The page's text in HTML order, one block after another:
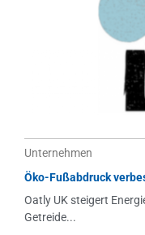
Unternehmen
Öko-Fußabdruck
Oatly UK steigert
Getreide...